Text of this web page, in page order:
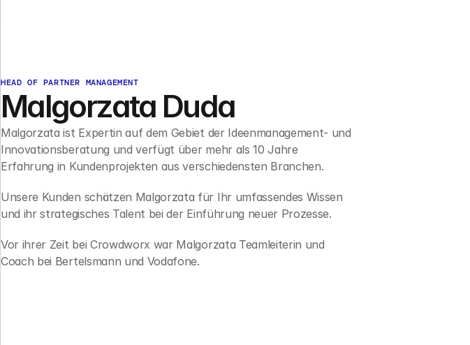
HEAD OF PARTNER MANAGEMENT
Malgorzata Duda
Malgorzata ist Expertin auf dem Gebiet der Ideenmanagement- und
Innovationsberatung und verfügt über mehr als 10 Jahre
Erfahrung in Kundenprojekten aus verschiedensten Branchen.
Unsere Kunden schätzen Malgorzata für Ihr umfassendes Wissen
und ihr strategisches Talent bei der Einführung neuer Prozesse.
Vor ihrer Zeit bei Crowdworx war Malgorzata Teamleiterin und
Coach bei Bertelsmann und Vodafone.